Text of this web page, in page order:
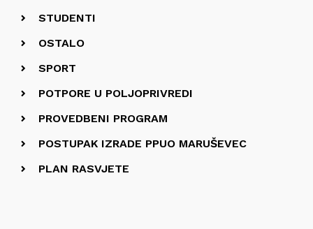
STUDENTI
OSTALO
SPORT
POTPORE U POLJOPRIVREDI
PROVEDBENI PROGRAM
POSTUPAK IZRADE PPUO MARUŠEVEC
PLAN RASVJETE